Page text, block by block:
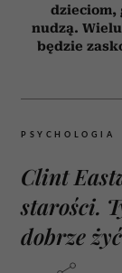
dzieciom,
nudzą.
będzie
PSYCHOLOGIA
Clint
starości.
dobrze